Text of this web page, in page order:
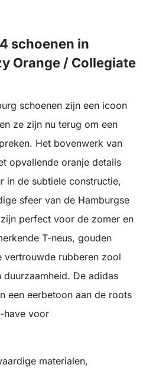
schoenen in
Orange / Collegiate
schoenen zijn een icoon
ze zijn nu terug om een
Het bovenwerk van
opvallende oranje details
in de subtiele constructie,
sfeer van de Hamburgse
perfect voor de zomer en
T-neus, gouden
vertrouwde rubberen zool
De adidas
een eerbetoon aan de roots
have voor
materialen,